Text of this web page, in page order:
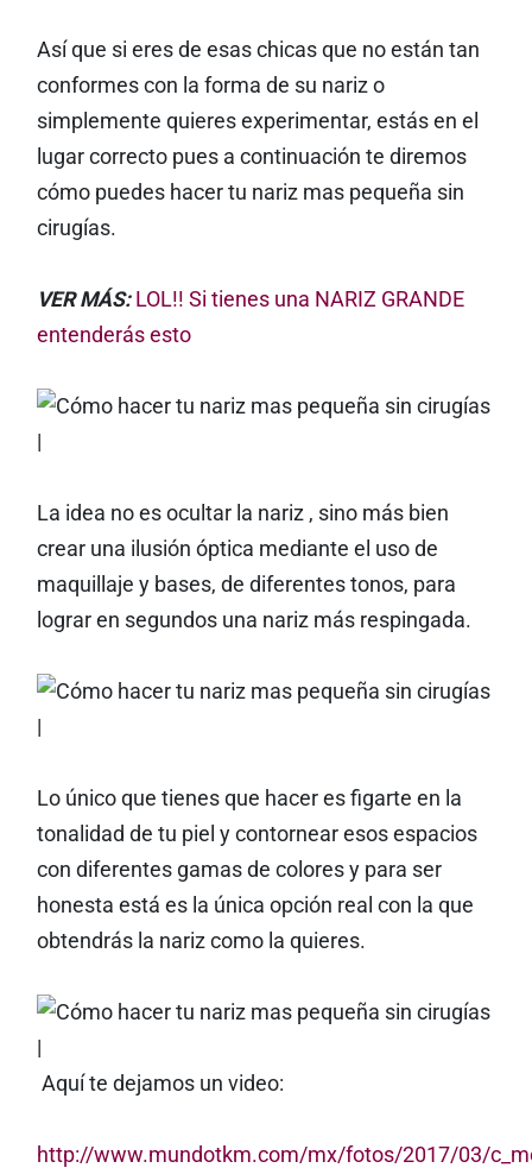
Así que si eres de esas chicas que no están tan
conformes con la forma de su nariz o
simplemente quieres experimentar, estás en el
lugar correcto pues a continuación te diremos
cómo puedes hacer tu nariz mas pequeña sin
cirugías.
VER MÁS: LOL!! Si tienes una NARIZ GRANDE
entenderás esto
La idea no es ocultar la nariz , sino más bien
crear una ilusión óptica mediante el uso de
maquillaje y bases, de diferentes tonos, para
lograr en segundos una nariz más respingada.
Lo único que tienes que hacer es figarte en la
tonalidad de tu piel y contornear esos espacios
con diferentes gamas de colores y para ser
honesta está es la única opción real con la que
obtendrás la nariz como la quieres.
Aquí te dejamos un video:
http://www.mundotkm.com/mx/fotos/2017/03/